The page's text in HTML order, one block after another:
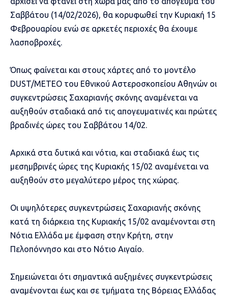
Σαββάτου (14/02/2026), θα κορυφωθεί την Κυριακή 15
Φεβρουαρίου ενώ σε αρκετές περιοχές θα έχουμε
λασποβροχές.
Όπως φαίνεται και στους χάρτες από το μοντέλο
DUST/METEO του Εθνικού Αστεροσκοπείου Αθηνών οι
συγκεντρώσεις Σαχαριανής σκόνης αναμένεται να
αυξηθούν σταδιακά από τις απογευματινές και πρώτες
βραδινές ώρες του Σαββάτου 14/02.
Αρχικά στα δυτικά και νότια, και σταδιακά έως τις
μεσημβρινές ώρες της Κυριακής 15/02 αναμένεται να
αυξηθούν στο μεγαλύτερο μέρος της χώρας.
Οι υψηλότερες συγκεντρώσεις Σαχαριανής σκόνης
κατά τη διάρκεια της Κυριακής 15/02 αναμένονται στη
Νότια Ελλάδα με έμφαση στην Κρήτη, στην
Πελοπόννησο και στο Νότιο Αιγαίο.
Σημειώνεται ότι σημαντικά αυξημένες συγκεντρώσεις
αναμένονται έως και σε τμήματα της Βόρειας Ελλάδας